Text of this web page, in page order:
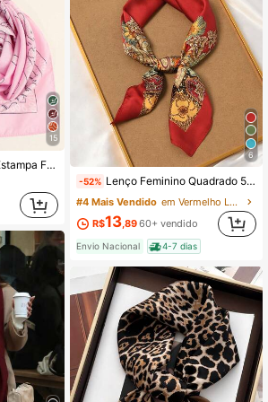
15
Lenço Estilo Boho com Estampa Floral Feminino, Adequado para Uso Diário
6
-52% Lenço Feminino Quadrado 50x50cm Estampa Vintage Cachemira Elegante Toque Seda Para Pescoço Bolsa e Cabelo
#4 Mais Vendido
em Vermelho Lenços Femininos
R$13,8960+ vendido
Envio Nacional 4-7 dias